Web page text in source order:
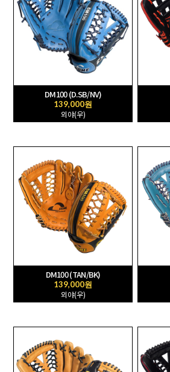
DM100 (D.SB/NV)
139,000원
외야(우)
DM100 (TAN/BK)
139,000원
외야(우)